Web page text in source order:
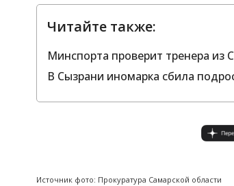
Читайте также:
Минспорта проверит тренера из
В Сызрани иномарка сбила
Источник фото: Прокуратура Самарской области